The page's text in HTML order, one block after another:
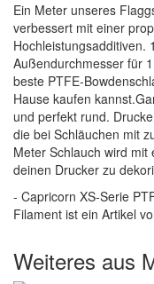
Ein Meter unseres
verbessert mit einer
Hochleistungsadditiven.
Außendurchmesser für
beste PTFE-
Hause kaufen
und perfekt rund.
die bei Schläuchen mit
Meter Schlauch wird
deinen Drucker zu
- Capricorn XS-Serie
Filament ist ein Artikel
Weiteres aus